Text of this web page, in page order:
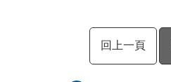
回上一頁